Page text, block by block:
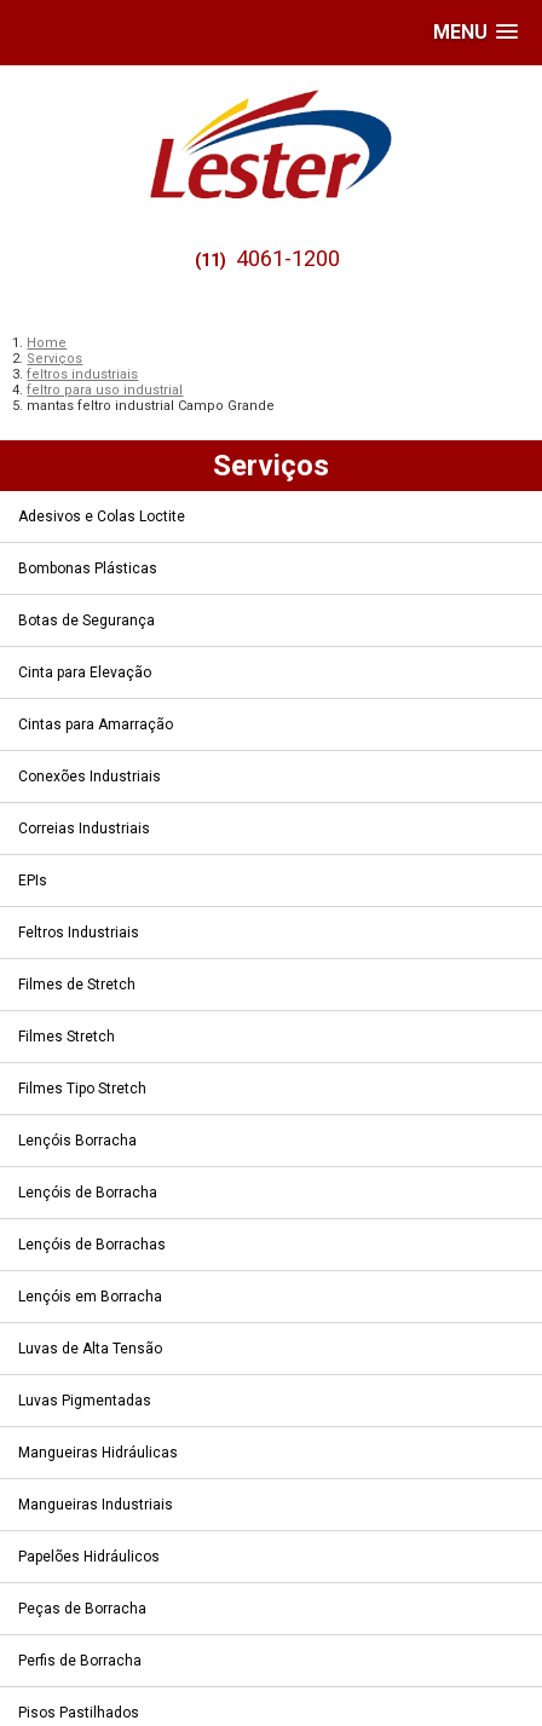
MENU
(11) 4061-1200
Home
Serviços
feltros industriais
feltro para uso industrial
mantas feltro industrial Campo Grande
Serviços
Adesivos e Colas Loctite
Bombonas Plásticas
Botas de Segurança
Cinta para Elevação
Cintas para Amarração
Conexões Industriais
Correias Industriais
EPIs
Feltros Industriais
Filmes de Stretch
Filmes Stretch
Filmes Tipo Stretch
Lençóis Borracha
Lençóis de Borracha
Lençóis de Borrachas
Lençóis em Borracha
Luvas de Alta Tensão
Luvas Pigmentadas
Mangueiras Hidráulicas
Mangueiras Industriais
Papelões Hidráulicos
Peças de Borracha
Perfis de Borracha
Pisos Pastilhados